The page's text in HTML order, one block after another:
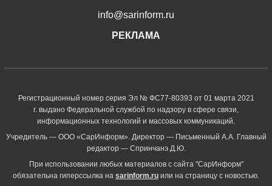
info@sarinform.ru
РЕКЛАМА
Регистрационный номер серия Эл № ФС77-80393 от 01 марта 2021
г. выдано Федеральной службой по надзору в сфере связи,
информационных технологий и массовых коммуникаций.
Учредитель — ООО «СарИнформ». Директор — Письменный А.А. Главный
редактор — Спринчанэ Д.Ю.
При использовании любых материалов с сайта "СарИнформ"
обязательна гиперссылка на sarinform.ru или на страницу с новостью.